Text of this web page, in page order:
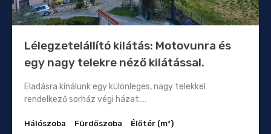
Lélegzetelállító kilátás: Motovunra és
egy nagy telekre néző kilátással.
Eladásra kínálunk egy különleges, nagy telekkel
rendelkező sorház végi házat.…
Hálószoba
Fürdőszoba
Élőtér (m²)